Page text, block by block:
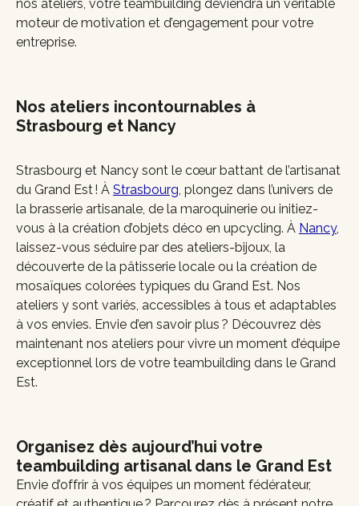
nos ateliers, votre teambuilding deviendra un véritable
moteur de motivation et d’engagement pour votre
entreprise.
Nos ateliers incontournables à
Strasbourg et Nancy
Strasbourg et Nancy sont le cœur battant de l’artisanat
du Grand Est ! À Strasbourg, plongez dans l’univers de
la brasserie artisanale, de la maroquinerie ou initiez-
vous à la création d’objets déco en upcycling. À Nancy,
laissez-vous séduire par des ateliers-bijoux, la
découverte de la pâtisserie locale ou la création de
mosaïques colorées typiques du Grand Est. Nos
ateliers y sont variés, accessibles à tous et adaptables
à vos envies. Envie d’en savoir plus ? Découvrez dès
maintenant nos ateliers pour vivre un moment d’équipe
exceptionnel lors de votre teambuilding dans le Grand
Est.
Organisez dès aujourd’hui votre
teambuilding artisanal dans le Grand Est
Envie d’offrir à vos équipes un moment fédérateur,